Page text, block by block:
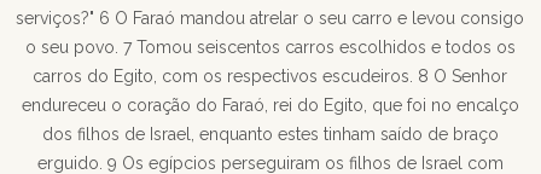
serviços?" 6 O Faraó mandou atrelar o seu carro e levou consigo
o seu povo. 7 Tomou seiscentos carros escolhidos e todos os
carros do Egito, com os respectivos escudeiros. 8 O Senhor
endureceu o coração do Faraó, rei do Egito, que foi no encalço
dos filhos de Israel, enquanto estes tinham saído de braço
erguido. 9 Os egípcios perseguiram os filhos de Israel com